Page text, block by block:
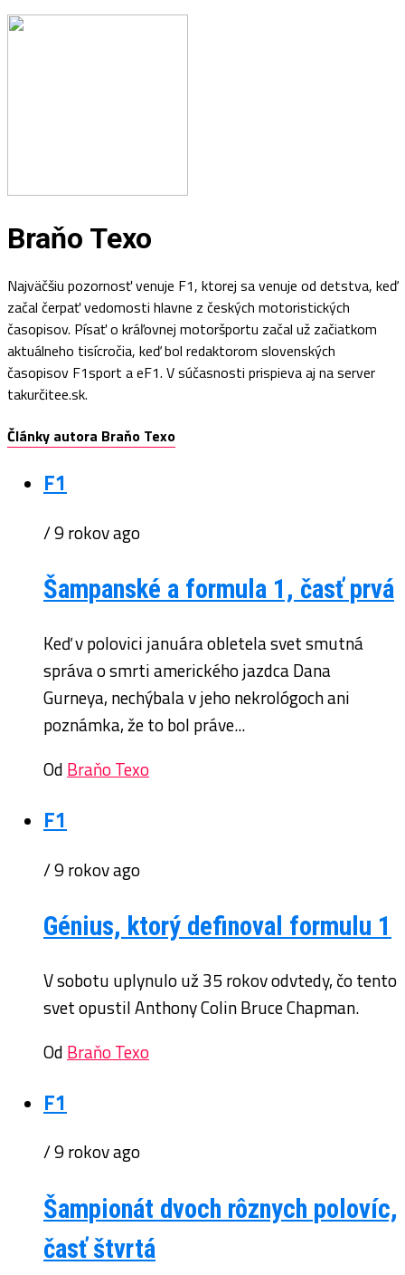
Braňo Texo
Najväčšiu pozornosť venuje F1, ktorej sa venuje od detstva, keď
začal čerpať vedomosti hlavne z českých motoristických
časopisov. Písať o kráľovnej motoršportu začal už začiatkom
aktuálneho tisícročia, keď bol redaktorom slovenských
časopisov F1sport a eF1. V súčasnosti prispieva aj na server
takurčitee.sk.
Články autora Braňo Texo
F1
/ 9 rokov ago
Šampanské a formula 1, časť prvá
Keď v polovici januára obletela svet smutná
správa o smrti amerického jazdca Dana
Gurneya, nechýbala v jeho nekrológoch ani
poznámka, že to bol práve...
OdBraňo Texo
F1
/ 9 rokov ago
Génius, ktorý definoval formulu 1
V sobotu uplynulo už 35 rokov odvtedy, čo tento
svet opustil Anthony Colin Bruce Chapman.
OdBraňo Texo
F1
/ 9 rokov ago
Šampionát dvoch rôznych polovíc,
časť štvrtá